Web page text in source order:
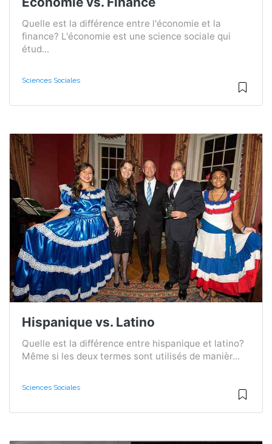
Quelle est la différence entre l'économie et la
finance? L'économie est une science sociale qui
étud...
Sciences Sociales
Hispanique vs. Latino
Quelle est la différence entre hispanique et latino?
Même si les deux termes sont utilisés de manièr...
Sciences Sociales